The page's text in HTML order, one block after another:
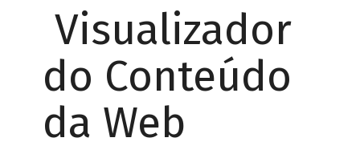
Visualizador
do Conteúdo
da Web